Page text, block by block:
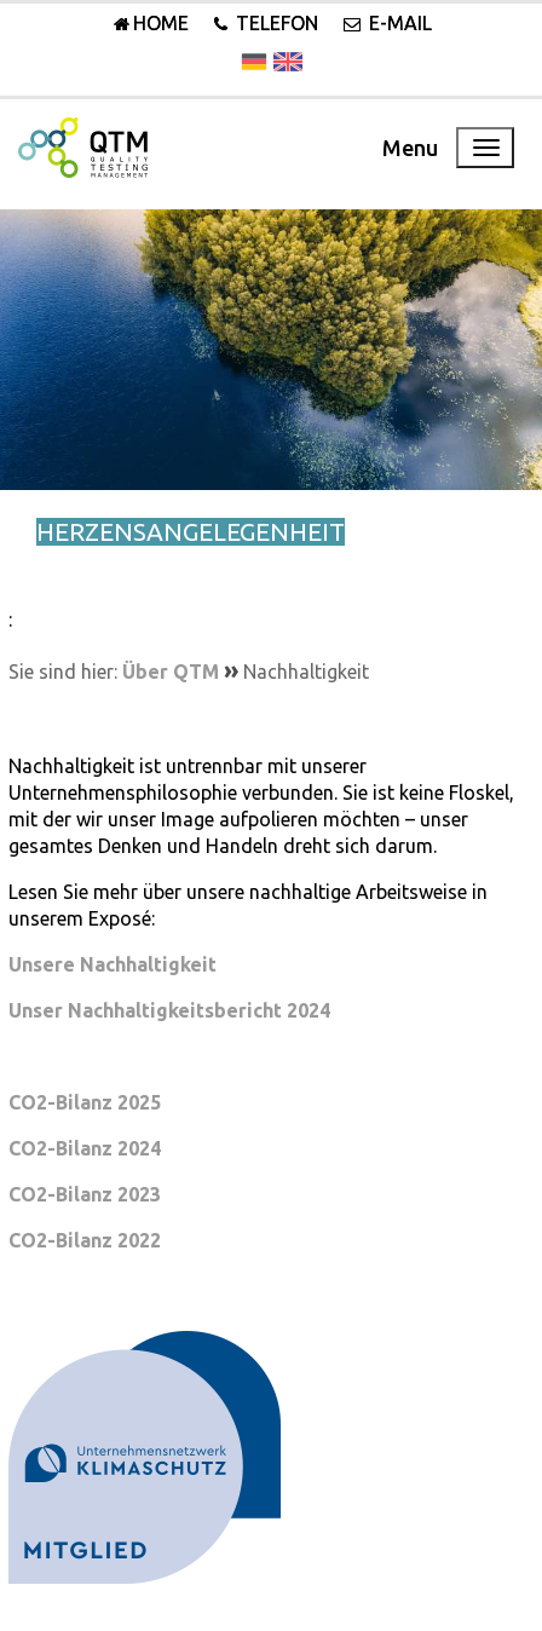
HOME TELEFON E-MAIL
Menu
HERZENSANGELEGENHEIT
:
Sie sind hier: Über QTM » Nachhaltigkeit
Nachhaltigkeit ist untrennbar mit unserer
Unternehmensphilosophie verbunden. Sie ist keine Floskel,
mit der wir unser Image aufpolieren möchten – unser
gesamtes Denken und Handeln dreht sich darum.
Lesen Sie mehr über unsere nachhaltige Arbeitsweise in
unserem Exposé:
Unsere Nachhaltigkeit
Unser Nachhaltigkeitsbericht 2024
CO2-Bilanz 2025
CO2-Bilanz 2024
CO2-Bilanz 2023
CO2-Bilanz 2022